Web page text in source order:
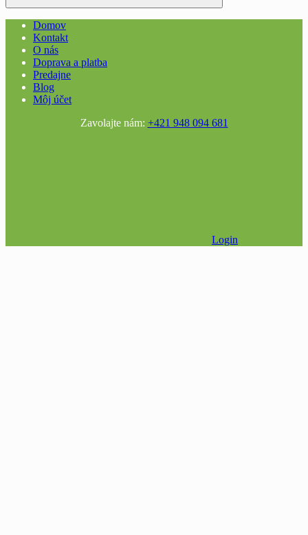
Domov
Kontakt
O nás
Doprava a platba
Predajne
Blog
Môj účet
Zavolajte nám: +421 948 094 681
Login